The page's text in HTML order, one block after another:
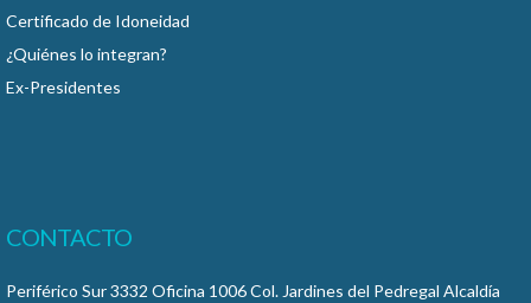
Certificado de Idoneidad
¿Quiénes lo integran?
Ex-Presidentes
CONTACTO
Periférico Sur 3332 Oficina 1006 Col. Jardines del Pedregal Alcaldía